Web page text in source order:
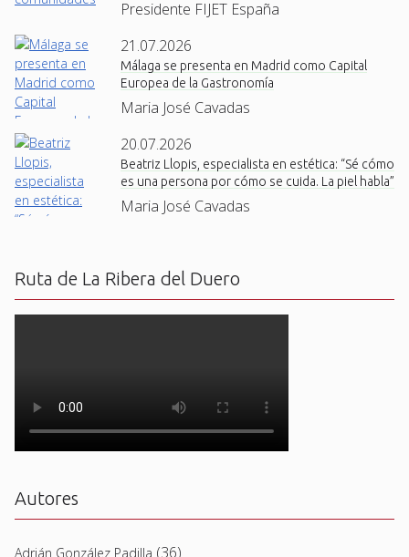
Presidente FIJET España
21.07.2026
Málaga se presenta en Madrid como Capital
Europea de la Gastronomía
Maria José Cavadas
20.07.2026
Beatriz Llopis, especialista en estética: “Sé cómo
es una persona por cómo se cuida. La piel habla”
Maria José Cavadas
Ruta de La Ribera del Duero
Autores
Adrián González Padilla (36)